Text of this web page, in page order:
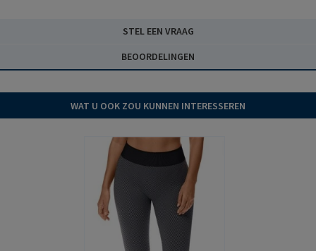
STEL EEN VRAAG
BEOORDELINGEN
WAT U OOK ZOU KUNNEN INTERESSEREN